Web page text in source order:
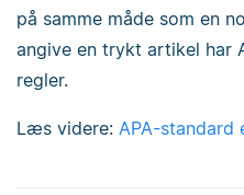
på samme måde som en
angive en trykt artikel har
regler.
Læs videre: APA-standard